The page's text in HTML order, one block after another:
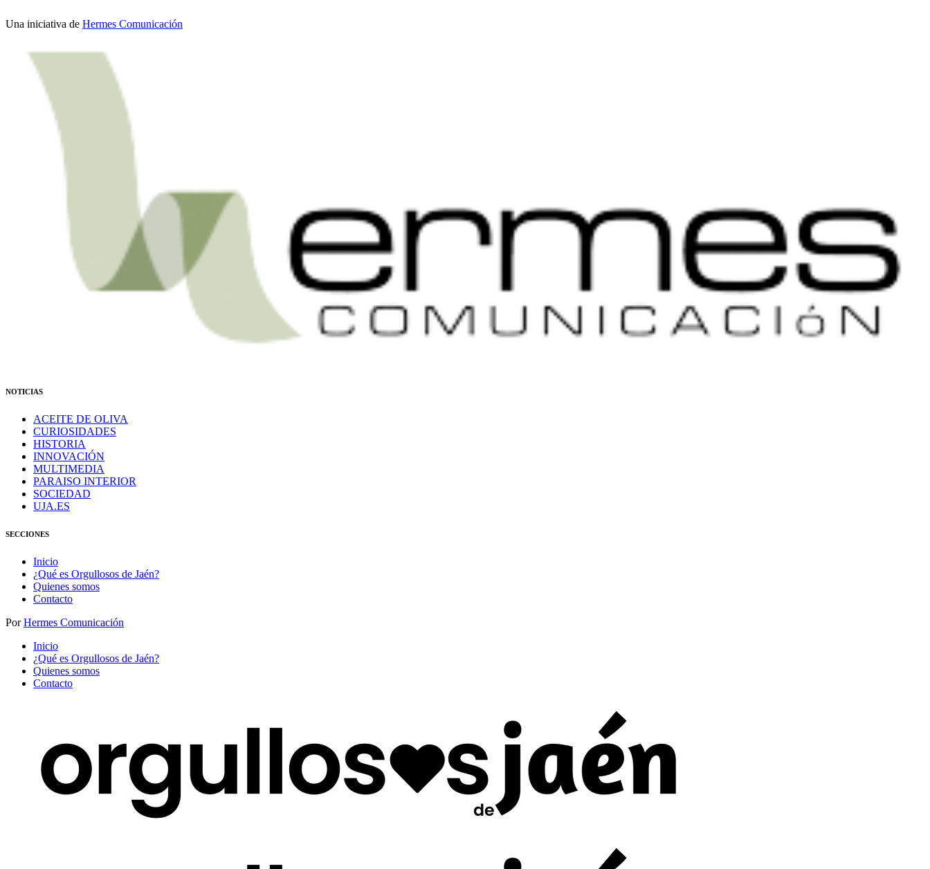
Una iniciativa de Hermes Comunicación
NOTICIAS
ACEITE DE OLIVA
CURIOSIDADES
HISTORIA
INNOVACIÓN
MULTIMEDIA
PARAISO INTERIOR
SOCIEDAD
UJA.ES
SECCIONES
Inicio
¿Qué es Orgullosos de Jaén?
Quienes somos
Contacto
PorHermes Comunicación
Inicio
¿Qué es Orgullosos de Jaén?
Quienes somos
Contacto